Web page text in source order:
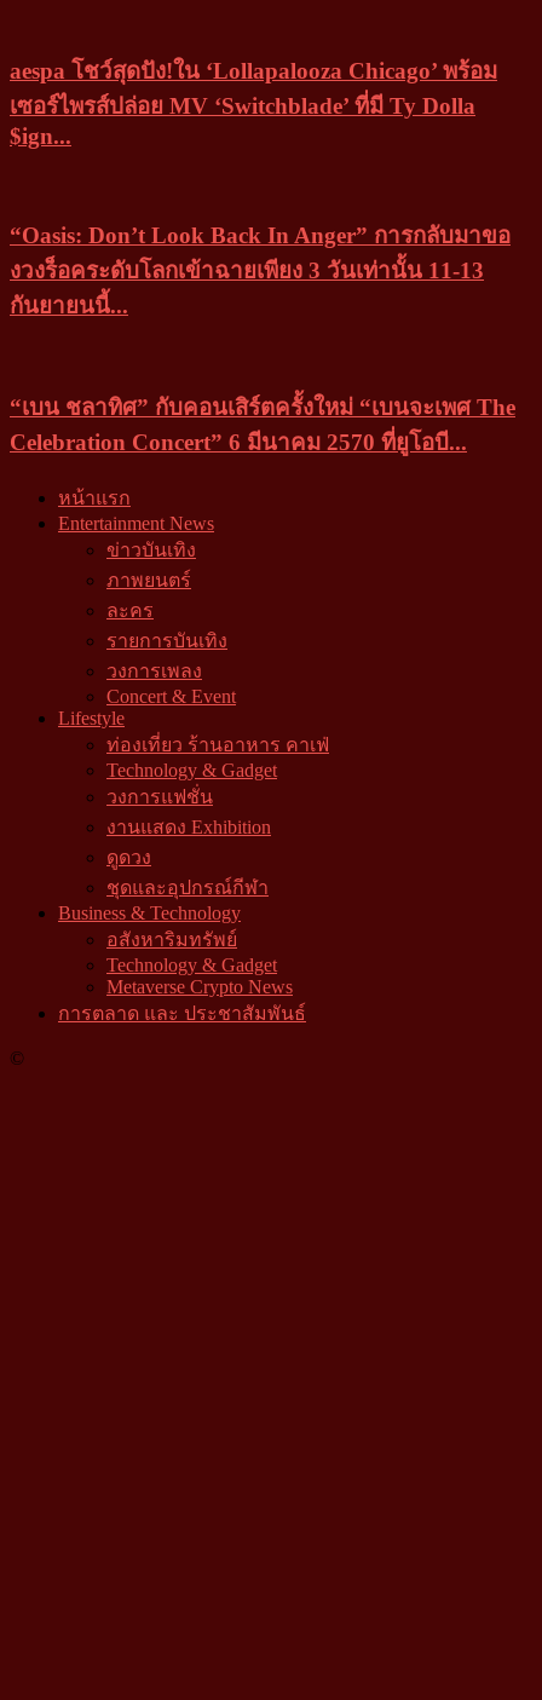
aespa โชว์สุดปัง!ใน ‘Lollapalooza Chicago’ พร้อม
เซอร์ไพรส์ปล่อย MV ‘Switchblade’ ที่มี Ty Dolla
$ign...
“Oasis: Don’t Look Back In Anger” การกลับมาขอ
งวงร็อคระดับโลกเข้าฉายเพียง 3 วันเท่านั้น 11-13
กันยายนนี้...
“เบน ชลาทิศ” กับคอนเสิร์ตครั้งใหม่ “เบนจะเพศ The
Celebration Concert” 6 มีนาคม 2570 ที่ยูโอบี...
หน้าแรก
Entertainment News
ข่าวบันเทิง
ภาพยนตร์
ละคร
รายการบันเทิง
วงการเพลง
Concert & Event
Lifestyle
ท่องเที่ยว ร้านอาหาร คาเฟ่
Technology & Gadget
วงการแฟชั่น
งานแสดง Exhibition
ดูดวง
ชุดและอุปกรณ์กีฬา
Business & Technology
อสังหาริมทรัพย์
Technology & Gadget
Metaverse Crypto News
การตลาด และ ประชาสัมพันธ์
©